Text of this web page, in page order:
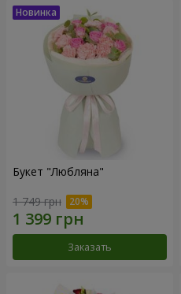
Букет "Любляна"
1 749 грн
Заказать